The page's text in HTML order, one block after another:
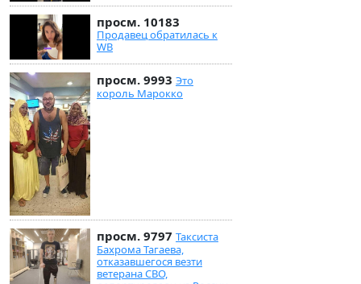
просм. 10183
Продавец обратилась к
WB
просм. 9993 Это
король Марокко
просм. 9797 Таксиста
Бахрома Тагаева,
отказавшегося везти
ветерана СВО,